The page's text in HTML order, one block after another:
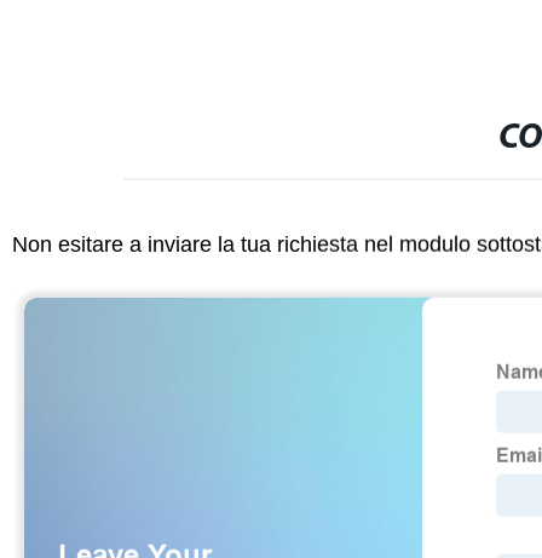
Non esitare a inviare la tua richiesta nel modulo